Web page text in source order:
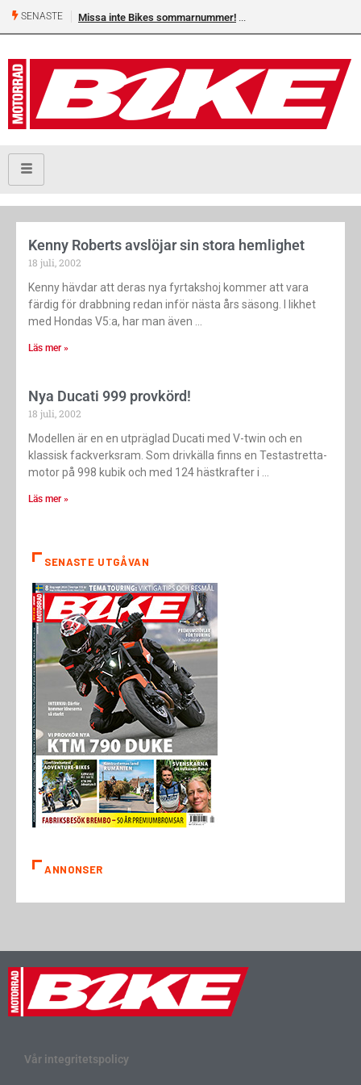
SENASTE Missa inte Bikes sommarnummer!
Kenny Roberts avslöjar sin stora hemlighet
18 juli, 2002
Kenny hävdar att deras nya fyrtakshoj kommer att vara
färdig för drabbning redan inför nästa års säsong. I likhet
med Hondas V5:a, har man även
Läs mer »
Nya Ducati 999 provkörd!
18 juli, 2002
Modellen är en en utpräglad Ducati med V-twin och en
klassisk fackverksram. Som drivkälla finns en Testastretta-
motor på 998 kubik och med 124 hästkrafter i
Läs mer »
SENASTE UTGÅVAN
ANNONSER
Vår integritetspolicy